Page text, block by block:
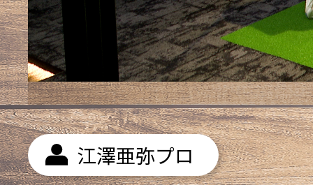
江澤亜弥プロ